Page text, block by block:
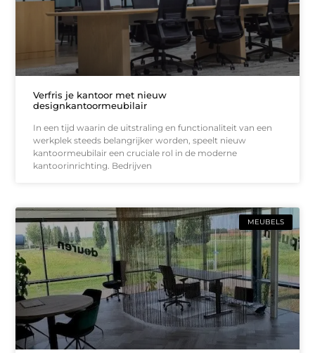
Verfris je kantoor met nieuw
designkantoormeubilair
In een tijd waarin de uitstraling en functionaliteit van een
werkplek steeds belangrijker worden, speelt nieuw
kantoormeubilair een cruciale rol in de moderne
kantoorinrichting. Bedrijven
MEUBELS